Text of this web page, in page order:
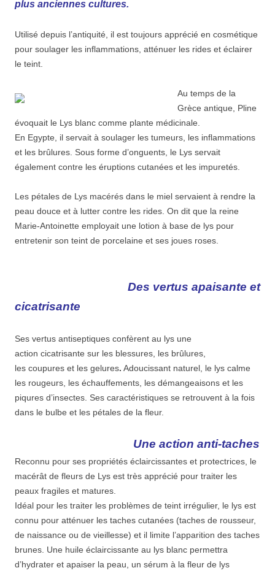
plus anciennes cultures.
Utilisé depuis l’antiquité, il est toujours apprécié en cosmétique
pour soulager les inflammations, atténuer les rides et éclairer
le teint.
Au temps de la
Grèce antique, Pline
évoquait le Lys blanc comme plante médicinale.
En Egypte, il servait à soulager les tumeurs, les inflammations
et les brûlures. Sous forme d’onguents, le Lys servait
également contre les éruptions cutanées et les impuretés.
Les pétales de Lys macérés dans le miel servaient à rendre la
peau douce et à lutter contre les rides. On dit que la reine
Marie-Antoinette employait une lotion à base de lys pour
entretenir son teint de porcelaine et ses joues roses.
Des vertus apaisante et
cicatrisante
Ses vertus antiseptiques confèrent au lys une
action cicatrisante sur les blessures, les brûlures,
les coupures et les gelures. Adoucissant naturel, le lys calme
les rougeurs, les échauffements, les démangeaisons et les
piqures d’insectes. Ses caractéristiques se retrouvent à la fois
dans le bulbe et les pétales de la fleur.
Une action anti-taches
Reconnu pour ses propriétés éclaircissantes et protectrices, le
macérât de fleurs de Lys est très apprécié pour traiter les
peaux fragiles et matures.
Idéal pour les traiter les problèmes de teint irrégulier, le lys est
connu pour atténuer les taches cutanées (taches de rousseur,
de naissance ou de vieillesse) et il limite l’apparition des taches
brunes. Une huile éclaircissante au lys blanc permettra
d’hydrater et apaiser la peau, un sérum à la fleur de lys